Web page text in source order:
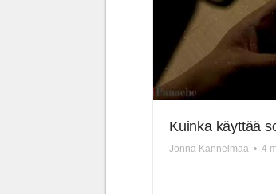
Kuinka käyttää
Jonna Kannelmaa • 4